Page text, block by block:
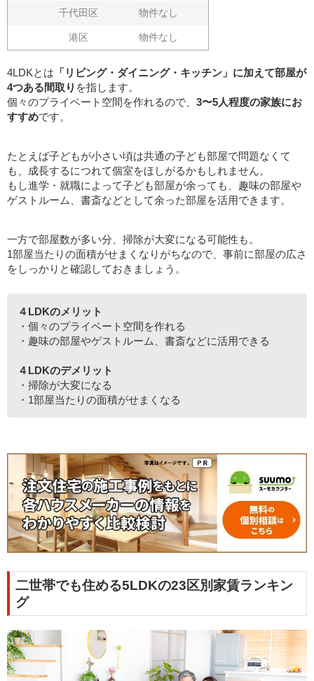
千代田区 物件なし
港区 物件なし
4LDKとは 「リビング・ダイニング・キッチン」に加えて部屋が
4つある間取り を指します。
個々のプライベート空間を作れるので、 3〜5人程度の家族にお
すすめです。
たとえば子どもが小さい頃は共通の子ども部屋で問題なくて
も、成長するにつれて個室をほしがるかもしれません。
もし進学・就職によって子ども部屋が余っても、趣味の部屋や
ゲストルーム、書斎などとして余った部屋を活用できます。
一方で部屋数が多い分、掃除が大変になる可能性も。
1部屋当たりの面積がせまくなりがちなので、事前に部屋の広さ
をしっかりと確認しておきましょう。
４LDKのメリット
・個々のプライベート空間を作れる
・趣味の部屋やゲストルーム、書斎などに活用できる
４LDKのデメリット
・掃除が大変になる
・1部屋当たりの面積がせまくなる
二世帯でも住める5LDKの23区別家賃ランキン
グ